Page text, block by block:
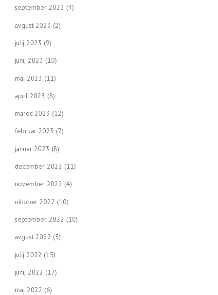
september 2023 (4)
avgust 2023 (2)
julij 2023 (9)
junij 2023 (10)
maj 2023 (11)
april 2023 (8)
marec 2023 (12)
februar 2023 (7)
januar 2023 (8)
december 2022 (11)
november 2022 (4)
oktober 2022 (10)
september 2022 (10)
avgust 2022 (5)
julij 2022 (15)
junij 2022 (17)
maj 2022 (6)